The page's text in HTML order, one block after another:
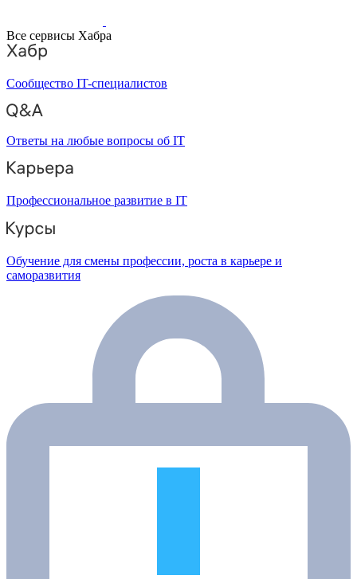
Все сервисы Хабра
Сообщество IT-специалистов
Ответы на любые вопросы об IT
Профессиональное развитие в IT
Обучение для смены профессии, роста в карьере и
саморазвития